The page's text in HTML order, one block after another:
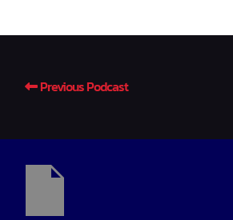
Previous Podcast